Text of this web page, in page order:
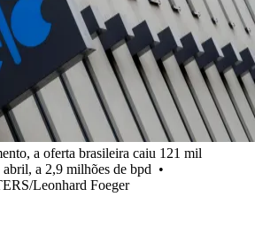
a oferta brasileira caiu 121 mil
a 2,9 milhões de bpd •
Leonhard Foeger